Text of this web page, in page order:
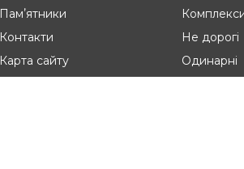
Памʼятники
Контакти
Карта сайту
Не дорогі
Одинарні